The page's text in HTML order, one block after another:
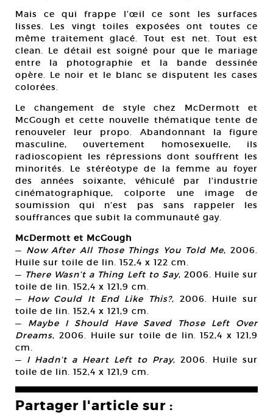
Mais ce qui frappe l’œil ce sont les surfaces
lisses. Les vingt toiles exposées ont toutes ce
même traitement glacé. Tout est net. Tout est
clean. Le détail est soigné pour que le mariage
entre la photographie et la bande dessinée
opère. Le noir et le blanc se disputent les cases
colorées.
Le changement de style chez McDermott et
McGough et cette nouvelle thématique tente de
renouveler leur propo. Abandonnant la figure
masculine, ouvertement homosexuelle, ils
radioscopient les répressions dont souffrent les
minorités. Le stéréotype de la femme au foyer
des années soixante, véhiculé par l’industrie
cinématographique, colporte une image de
soumission qui n’est pas sans rappeler les
souffrances que subit la communauté gay.
McDermott et McGough
— Now After All Those Things You Told Me, 2006.
Huile sur toile de lin. 152,4 x 122 cm.
— There Wasn’t a Thing Left to Say, 2006. Huile sur
toile de lin. 152,4 x 121,9 cm.
— How Could It End Like This?, 2006. Huile sur
toile de lin. 152,4 x 121,9 cm.
— Maybe I Should Have Saved Those Left Over
Dreams, 2006. Huile sur toile de lin. 152,4 x 121,9
cm.
— I Hadn’t a Heart Left to Pray, 2006. Huile sur
toile de lin. 152,4 x 121,9 cm.
Partager l'article sur :